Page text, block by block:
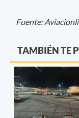
Fuente:
TAMBIÉN TE